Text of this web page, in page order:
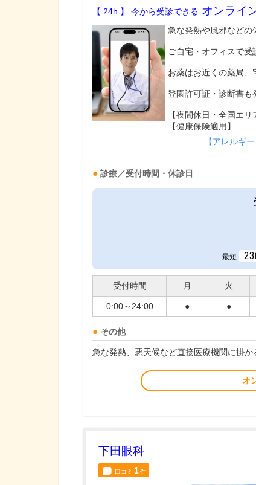
【 24h 】 今から受診できる オンライ
急な発熱や風邪などの
ご自宅・オフィスで受
お薬はお近くの薬局、
登園許可証・診断書も
【夜間休日・全国エリ
【健康保険適用】
【アレルギ
診療／受付時間・休診日
最短 23
受付時間 月 火
0:00～24:00 ● ●
その他
急な発熱、悪天候など直接医療機関に掛
オ
下田眼科
口コミ 1件